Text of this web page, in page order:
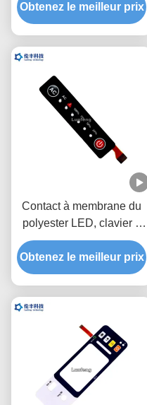
membrane de Fpc de
circuit
Obtenez le meilleur prix
Contact à membrane du
polyester LED, clavier à
membrane fait sur
commande de circuit
flexible
Obtenez le meilleur prix